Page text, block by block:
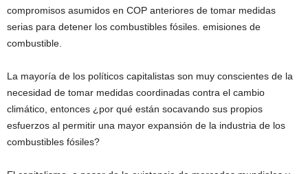
compromisos asumidos en COP anteriores de tomar medidas
serias para detener los combustibles fósiles. emisiones de
combustible.
La mayoría de los políticos capitalistas son muy conscientes de la
necesidad de tomar medidas coordinadas contra el cambio
climático, entonces ¿por qué están socavando sus propios
esfuerzos al permitir una mayor expansión de la industria de los
combustibles fósiles?